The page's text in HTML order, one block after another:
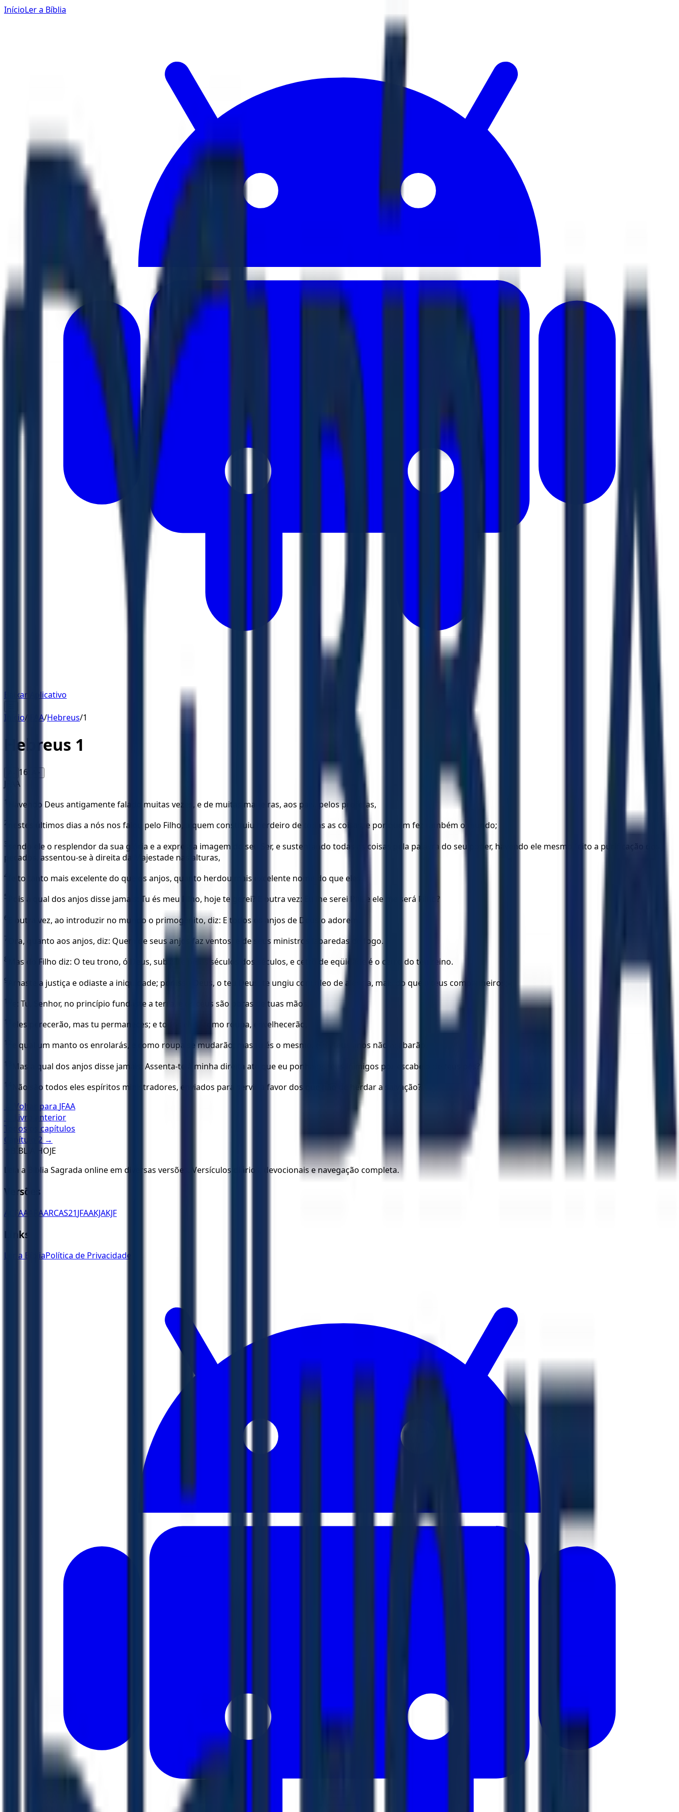
InícioLer a Bíblia
Baixar Aplicativo
Início/ JFAA/Hebreus/1
Hebreus 1
16 A+
JFAA
1 Havendo Deus antigamente falado muitas vezes, e de muitas maneiras, aos pais, pelos profetas,
2 nestes últimos dias a nós nos falou pelo Filho, a quem constituiu herdeiro de todas as coisas, e por quem fez também o mundo;
3
sendo ele o resplendor da sua glória e a expressa imagem do seu Ser, e sustentando todas as coisas pela palavra do seu poder, havendo ele mesmo feito a purificação dos
pecados, assentou-se à direita da Majestade nas alturas,
4 feito tanto mais excelente do que os anjos, quanto herdou mais excelente nome do que eles.
5 Pois a qual dos anjos disse jamais: Tu és meu Filho, hoje te gerei? E outra vez: Eu lhe serei Pai, e ele me será Filho?
6 E outra vez, ao introduzir no mundo o primogênito, diz: E todos os anjos de Deus o adorem.
7 Ora, quanto aos anjos, diz: Quem de seus anjos faz ventos, e de seus ministros labaredas de fogo.
8 Mas do Filho diz: O teu trono, ó Deus, subsiste pelos séculos dos séculos, e cetro de eqüidade é o cetro do teu reino.
9 Amaste a justiça e odiaste a iniqüidade; por isso Deus, o teu Deus, te ungiu com óleo de alegria, mais do que a teus companheiros;
10 e: Tu, Senhor, no princípio fundaste a terra, e os céus são obras de tuas mãos;
11 eles perecerão, mas tu permaneces; e todos eles, como roupa, envelhecerão,
12 e qual um manto os enrolarás, e como roupa se mudarão; mas tu és o mesmo, e os teus anos não acabarão.
13 Mas a qual dos anjos disse jamais: Assenta-te à minha direita até que eu ponha os teus inimigos por escabelo de teus pés?
14
Não são todos eles espíritos ministradores, enviados para servir a favor dos que hão de herdar a salvação?
← Voltar para JFAA
← Livro anterior
Todos os capítulos
Capítulo
2 →
BÍBLIA HOJE
Leia a Bíblia Sagrada online em diversas versões. Versículos diários, devocionais e navegação completa.
Versões
ACFAA ARAARCAS21JFAAKJAKJF
Links
Ler a BíbliaPolítica de Privacidade